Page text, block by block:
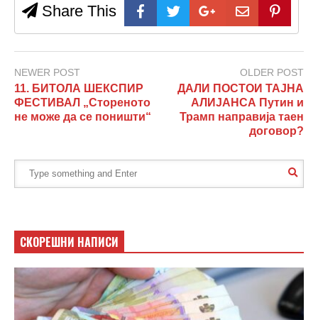
Share This
NEWER POST
11. БИТОЛА ШЕКСПИР
ФЕСТИВАЛ „Стореното
не може да се поништи“
OLDER POST
ДАЛИ ПОСТОИ ТАЈНА
АЛИЈАНСА Путин и
Трамп направија таен
договор?
СКОРЕШНИ НАПИСИ